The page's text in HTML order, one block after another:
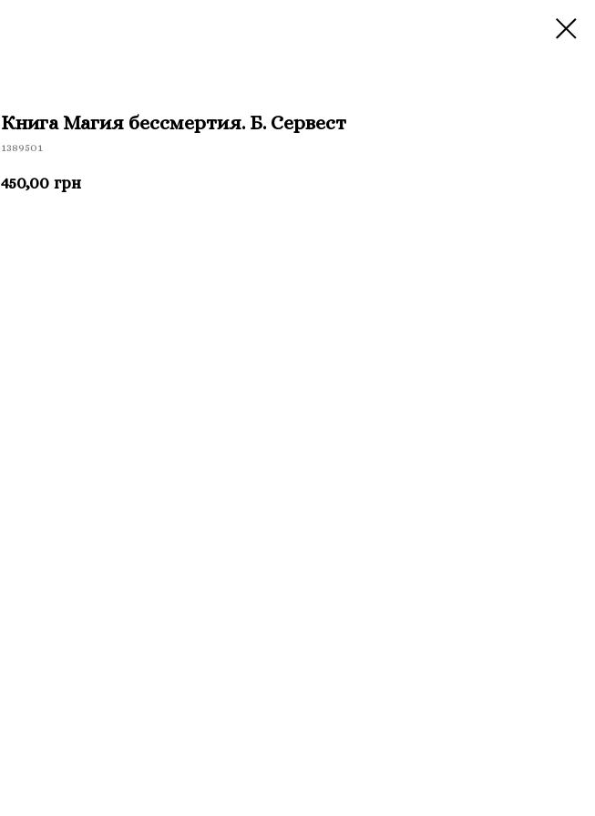
Книга Магия бессмертия. Б. Сервест
1389501
450,00 грн